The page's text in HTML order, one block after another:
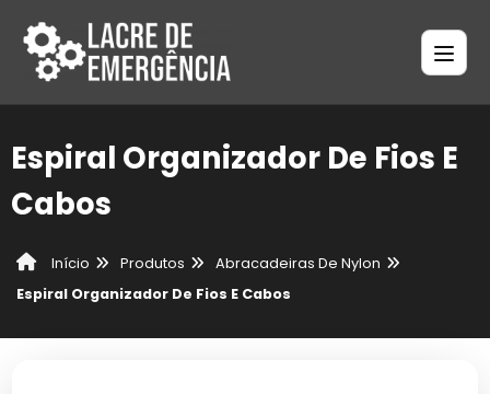
Espiral Organizador De Fios E
Cabos
Início Produtos
Abracadeiras De Nylon
Espiral Organizador De Fios E Cabos